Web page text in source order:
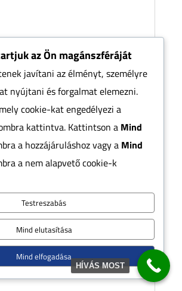
tönkre a napolaj a
A hiba, amit szinte
elkövet
tökéletes nyári délutánt Süt a
vize kristálytisztán csillog,
várod, hogy végre
Gondosan bekented
az Ön magánszféráját
javítani az élményt, személyre
nyújtani és forgalmat elemezni.
cookie-kat engedélyezi a
kattintva. Kattintson a Mind
a hozzájáruláshoz vagy a Mind
a nem alapvető cookie-k
Testreszabás
Mind elutasítása
Mind elfogadása
HÍVÁS MOST